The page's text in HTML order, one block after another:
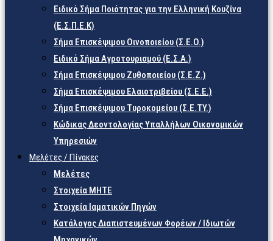
Ειδικό Σήμα Ποιότητας για την Ελληνική Κουζίνα
(Ε.Σ.Π.Ε.Κ)
Σήμα Επισκέψιμου Οινοποιείου (Σ.Ε.Ο.)
Ειδικό Σήμα Αγροτουρισμού (Ε.Σ.Α.)
Σήμα Επισκέψιμου Ζυθοποιείου (Σ.Ε.Ζ.)
Σήμα Επισκέψιμου Ελαιοτριβείου (Σ.Ε.Ε.)
Σήμα Επισκέψιμου Τυροκομείου (Σ.Ε.TY.)
Κώδικας Δεοντολογίας Υπαλλήλων Οικονομικών
Υπηρεσιών
Μελέτες / Πίνακες
Μελέτες
Στοιχεία ΜΗΤΕ
Στοιχεία Ιαματικών Πηγών
Κατάλογος Διαπιστευμένων Φορέων / Ιδιωτών